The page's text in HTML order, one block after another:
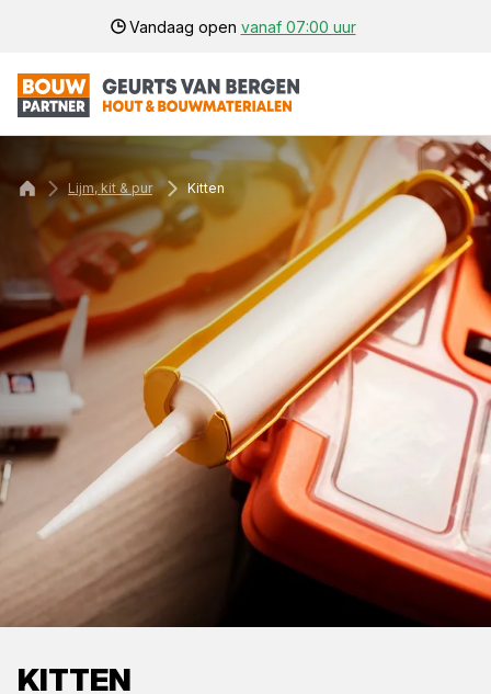
Vandaag open vanaf 07:00 uur
KITTEN
Lijm, kit & pur Kitten